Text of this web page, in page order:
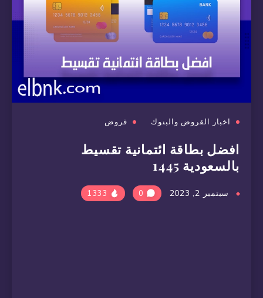
اخبار القروض والبنوك قروض
افضل بطاقة ائتمانية تقسيط
بالسعودية 1445
سبتمبر 2, 2023 0